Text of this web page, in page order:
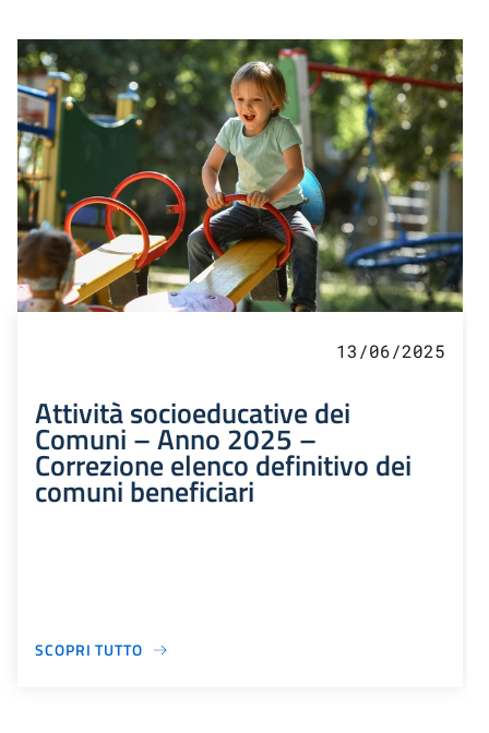
13/06/2025
Attività socioeducative dei
Comuni – Anno 2025 –
Correzione elenco definitivo dei
comuni beneficiari
SCOPRI TUTTO